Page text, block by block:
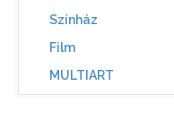
Színház
Film
MULTIART